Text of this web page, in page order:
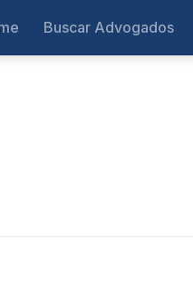
Buscar Advogados